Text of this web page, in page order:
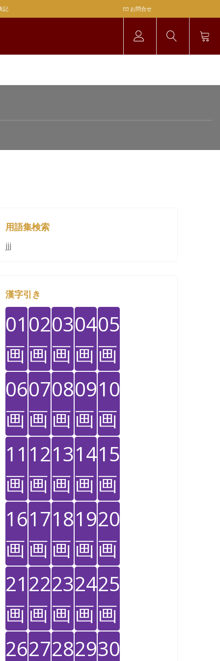
記 お問合せ
用語集検索
jjj
漢字引き
01
画
02
画
03
画
04
画
05
画
06
画
07
画
08
画
09
画
10
画
11
画
12
画
13
画
14
画
15
画
16
画
17
画
18
画
19
画
20
画
21
画
22
画
23
画
24
画
25
画
2627282930